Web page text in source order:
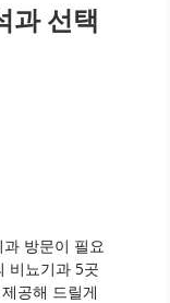
과 선택
방문이 필요
비뇨기과 5곳
공해 드릴게